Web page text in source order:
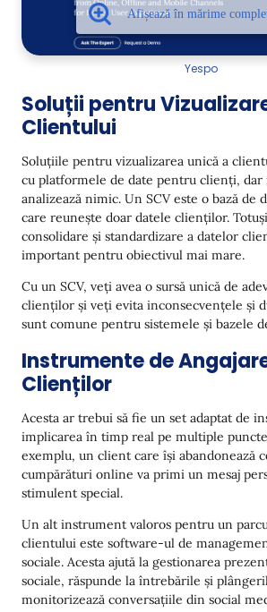
Yespo
Soluții pentru
Clientului
Soluțiile pentru vizualizarea unică a
cu platformele de date pentru clienți, dar
analizează nimic. Un SCV este o bază de
care reunește doar datele clienților.
consolidare și standardizare a datelor
important pentru obiectivul mai mare.
Cu un SCV, veți avea o sursă unică de
clienților și veți evita inconsecvențele și
sunt comune pentru sistemele și bazele
Instrumente de
Clienților
Acesta ar trebui să fie un set adaptat de
implicarea în timp real pe multiple
exemplu, un client care își abandonează
cumpărături online va primi un mesaj
stimulent special.
Un alt instrument valoros pentru un
clientului este software-ul de
sociale. Acesta ajută la gestionarea
sociale, răspunde la întrebările și
monitorizează conversațiile din social